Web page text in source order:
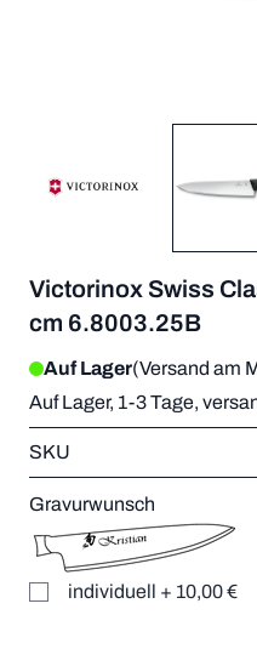
Victorinox Swiss
cm 6.8003.25B
Auf Lager(Versand am
Auf Lager, 1-3 Tage,
SKU
Gravurwunsch
individuell + 10,00 €